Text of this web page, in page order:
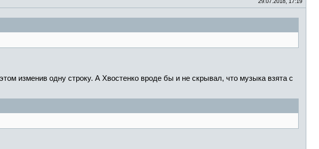
изменив одну строку. А Хвостенко вроде бы и не скрывал, что музыка взята с